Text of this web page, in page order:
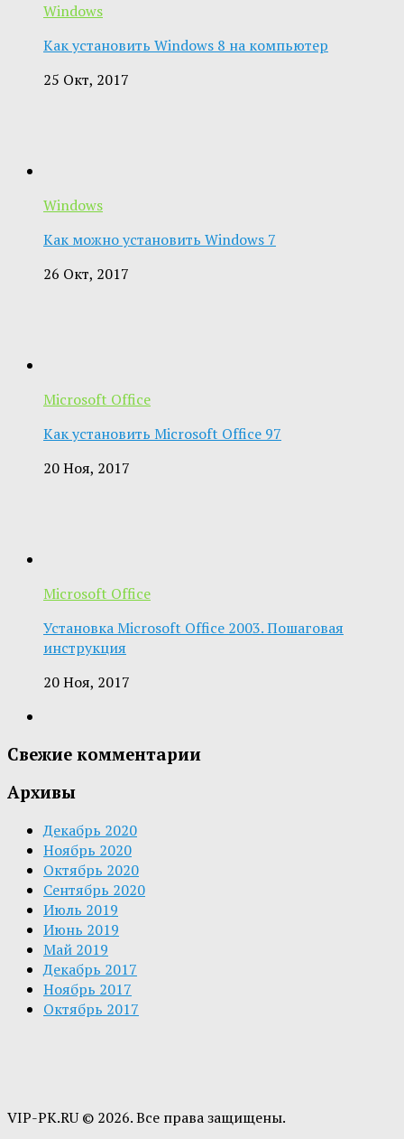
Windows
Как установить Windows 8 на компьютер
25 Окт, 2017
Windows
Как можно установить Windows 7
26 Окт, 2017
Microsoft Office
Как установить Microsoft Office 97
20 Ноя, 2017
Microsoft Office
Установка Microsoft Office 2003. Пошаговая
инструкция
20 Ноя, 2017
Свежие комментарии
Архивы
Декабрь 2020
Ноябрь 2020
Октябрь 2020
Сентябрь 2020
Июль 2019
Июнь 2019
Май 2019
Декабрь 2017
Ноябрь 2017
Октябрь 2017
VIP-PK.RU © 2026. Все права защищены.